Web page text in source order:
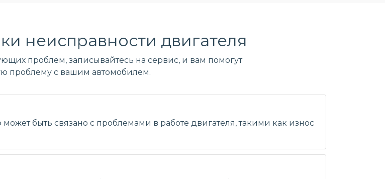
неисправности двигателя
проблем, записывайтесь на сервис, и вам помогут
проблему с вашим автомобилем.
быть связано с проблемами в работе двигателя, такими как износ